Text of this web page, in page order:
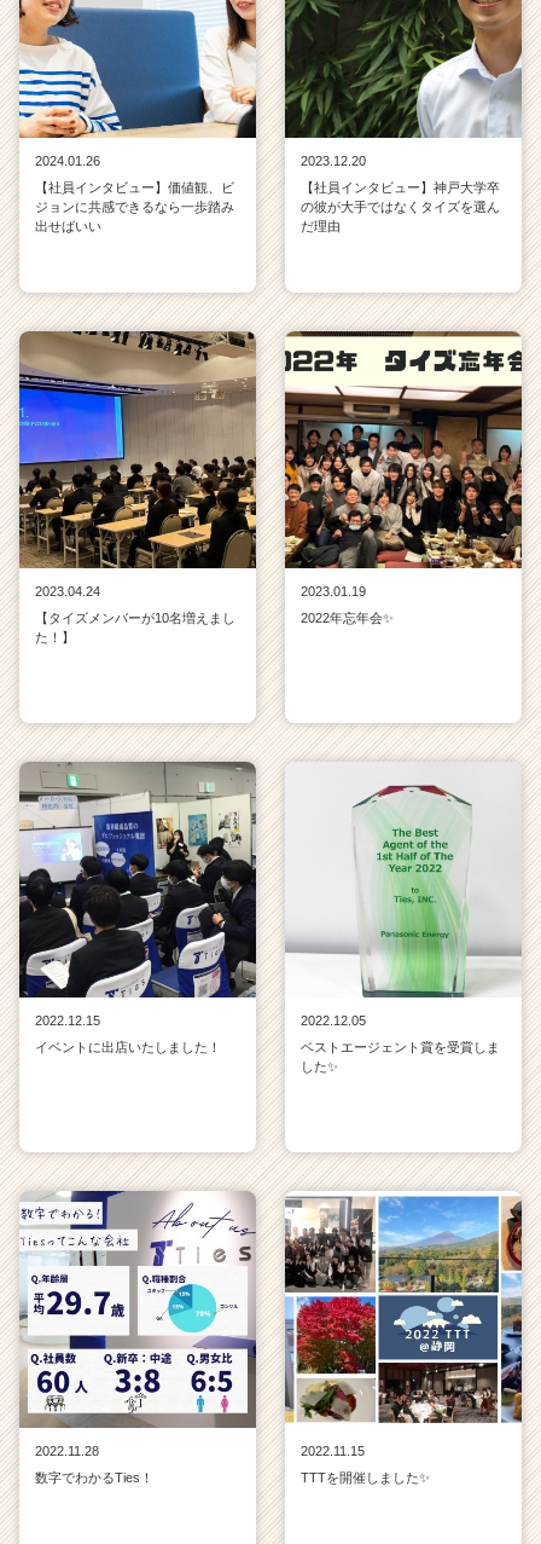
2024.01.26
【社員インタビュー】価値観、ビ
ジョンに共感できるなら一歩踏み
出せばいい
2023.12.20
【社員インタビュー】神戸大学卒
の彼が大手ではなくタイズを選ん
だ理由
2023.04.24
【タイズメンバーが10名増えまし
た！】
2023.01.19
2022年忘年会✨
2022.12.15
イベントに出店いたしました！
2022.12.05
ベストエージェント賞を受賞しま
した✨
2022.11.28
数字でわかるTies！
2022.11.15
TTTを開催しました✨